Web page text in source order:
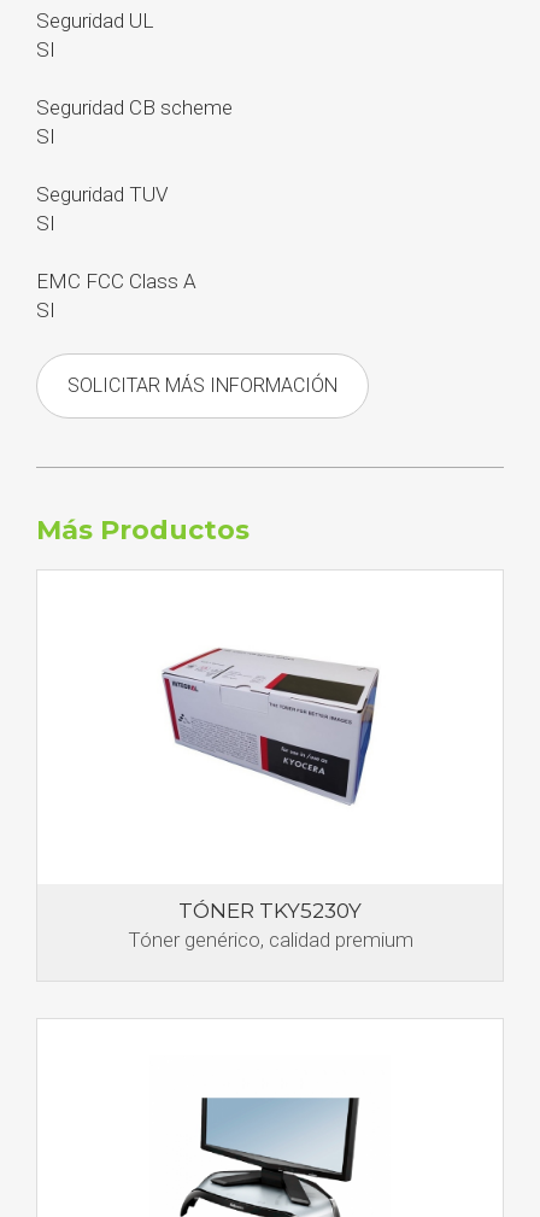
Seguridad UL
SI
Seguridad CB scheme
SI
Seguridad TUV
SI
EMC FCC Class A
SI
SOLICITAR MÁS INFORMACIÓN
Más Productos
TÓNER TKY5230Y
Tóner genérico, calidad premium